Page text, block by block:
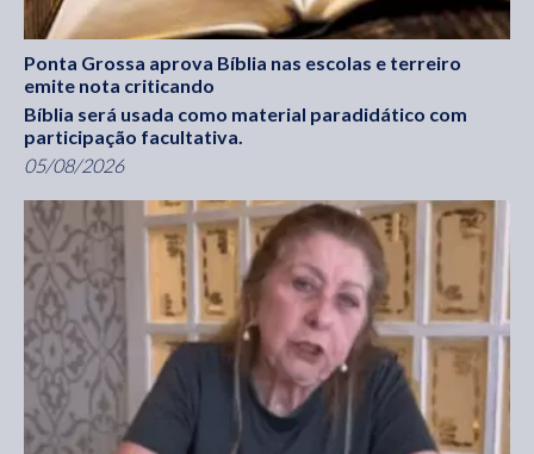
Ponta Grossa aprova Bíblia nas escolas e terreiro
emite nota criticando
Bíblia será usada como material paradidático com
participação facultativa.
05/08/2026